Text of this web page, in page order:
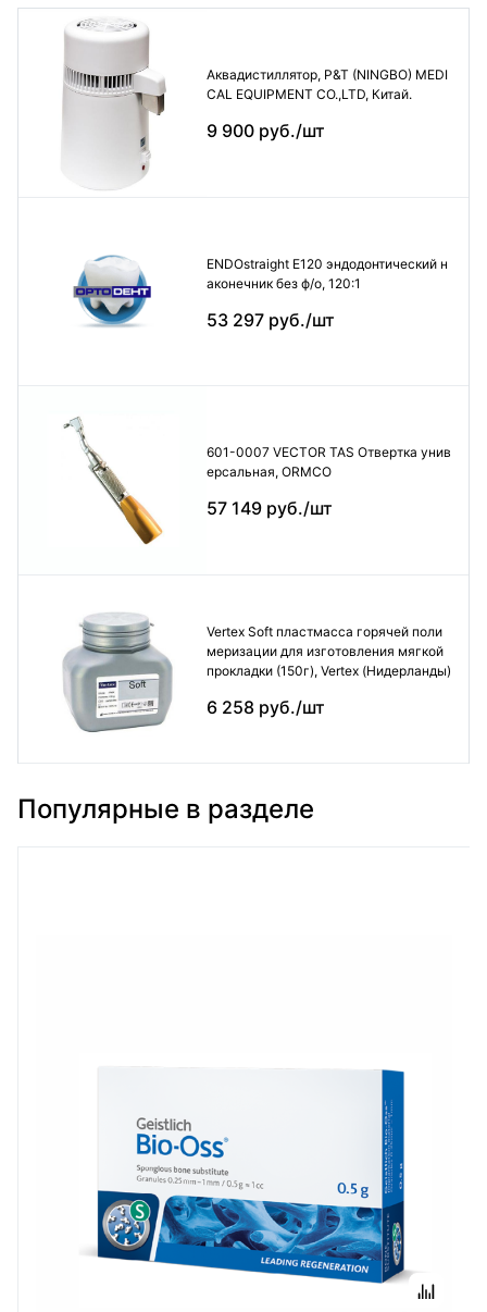
Аквадистиллятор, P&T (NINGBO) MEDI
CAL EQUIPMENT CO.,LTD, Китай.
9 900 руб./шт
ENDOstraight E120 эндодонтический н
аконечник без ф/о, 120:1
53 297 руб./шт
601-0007 VECTOR TAS Отвертка унив
ерсальная, ORMCO
57 149 руб./шт
Vertex Soft пластмасса горячей поли
меризации для изготовления мягкой
прокладки (150г), Vertex (Нидерланды)
6 258 руб./шт
Популярные в разделе